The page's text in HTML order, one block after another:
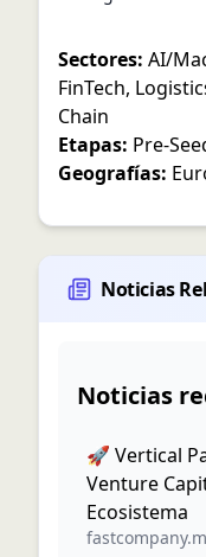
Sectores: AI/
FinTech,
Chain
Etapas: Pre-
Geografías:
Noticias
Noticias
🚀 Vertical
Venture
Ecosistema